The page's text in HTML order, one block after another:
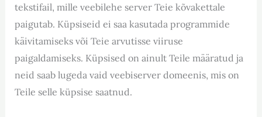
tekstifail, mille veebilehe server Teie kõvakettale
paigutab. Küpsiseid ei saa kasutada programmide
käivitamiseks või Teie arvutisse viiruse
paigaldamiseks. Küpsised on ainult Teile määratud ja
neid saab lugeda vaid veebiserver domeenis, mis on
Teile selle küpsise saatnud.